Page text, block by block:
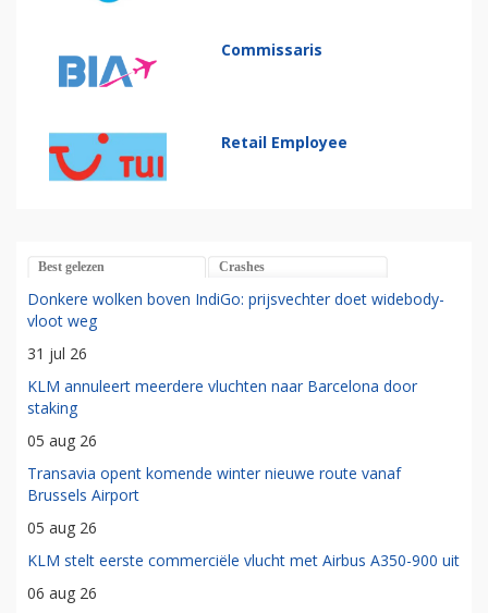
Commissaris
Retail Employee
Best gelezen Crashes
Donkere wolken boven IndiGo: prijsvechter doet widebody-
vloot weg
31 jul 26
KLM annuleert meerdere vluchten naar Barcelona door
staking
05 aug 26
Transavia opent komende winter nieuwe route vanaf
Brussels Airport
05 aug 26
KLM stelt eerste commerciële vlucht met Airbus A350-900 uit
06 aug 26